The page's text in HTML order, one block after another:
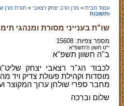
עמוד הבית > מרן הרב יצחק רצאבי > תורת מרן
ותשובות
שו"ת בענייני מסורת ומנהגי
מספר צפיות: 15608
י"ט חשון ה'תשפ''א
ב"ה חשוון תשפ"א
לכבוד הג"ר רצאבי יצחק
מוסדות וקהילת פעולת צדיק ויד
מחבר ספרי שולחן ערוך המקוצר
שלום וברכה